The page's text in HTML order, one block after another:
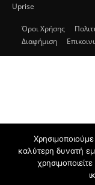
Uprise
Όροι Χρήσης
Διαφήμιση
καλύτερη δυνατή